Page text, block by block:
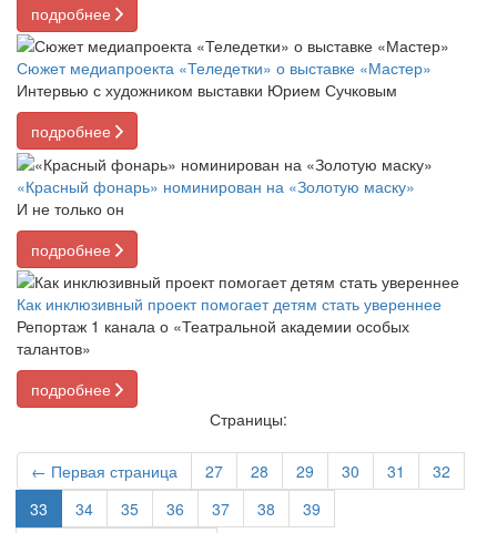
подробнее
Сюжет медиапроекта «Теледетки» о выставке «Мастер»
Интервью с художником выставки Юрием Сучковым
подробнее
«Красный фонарь» номинирован на «Золотую маску»
И не только он
подробнее
Как инклюзивный проект помогает детям стать увереннее
Репортаж 1 канала о «Театральной академии особых
талантов»
подробнее
Страницы:
← Первая страница 27 28 29 30 31
32
33
34 35 36 37 38
39